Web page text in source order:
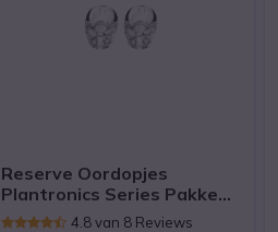
Reserve Oordopjes
Plantronics Series Pakket
van 25 (Medium)
4.8 van 8 Reviews